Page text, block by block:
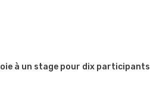
à un stage pour dix participants